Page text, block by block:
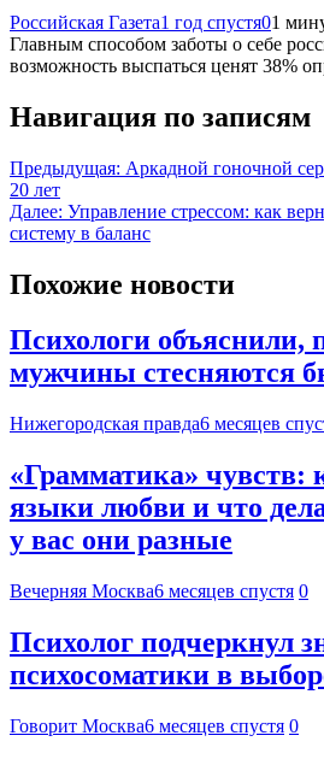
Российская Газета1 год спустя01
Главным способом заботы о себе
возможность выспаться ценят 38%
Навигация по записям
Предыдущая: Аркадной гоночной
20 лет
Далее: Управление стрессом: как
систему в баланс
Похожие новости
Психологи объяснили,
мужчины стесняются
Нижегородская правда6 месяцев
«Грамматика» чувств:
языки любви и что
у вас они разные
Вечерняя Москва6 месяцев спустя 0
Психолог подчеркнул
психосоматики в
Говорит Москва6 месяцев спустя 0